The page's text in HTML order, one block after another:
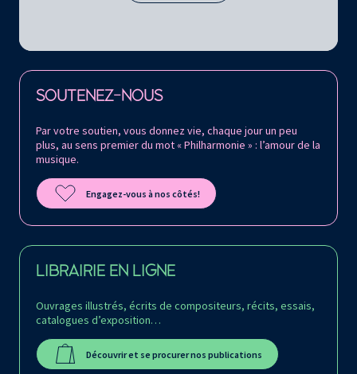
SOUTENEZ-NOUS
Par votre soutien, vous donnez vie, chaque jour un peu
plus, au sens premier du mot « Philharmonie » : l’amour de la
musique.
Engagez-vous à nos côtés!
LIBRAIRIE EN LIGNE
Ouvrages illustrés, écrits de compositeurs, récits, essais,
catalogues d’exposition…
Découvrir et se procurer nos publications
Retrouvez la Philharmonie de Paris sur